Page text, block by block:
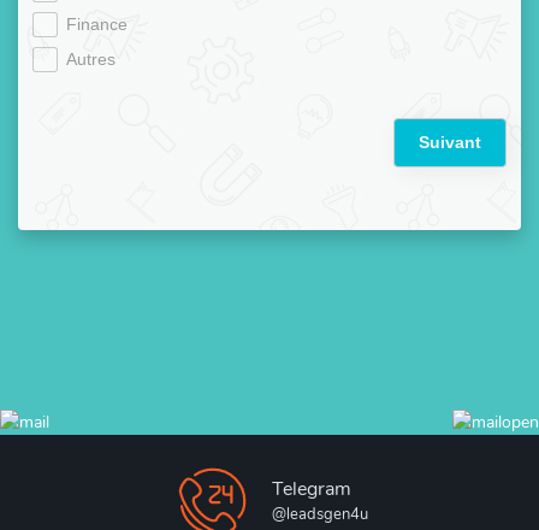
Finance
Autres
Suivant
Telegram
@leadsgen4u